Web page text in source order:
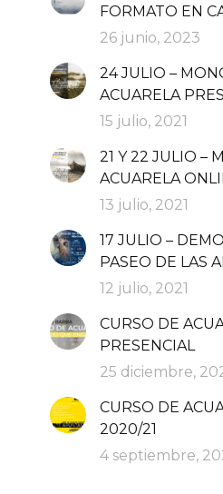
FORMATO EN
26 junio, 2023
24 JULIO –
ACUARELA
15 julio, 2021
21 Y 22 JULIO –
ACUARELA
13 julio, 2021
17 JULIO –
PASEO DE LAS
12 julio, 2021
CURSO DE
PRESENCIAL
25 diciembre,
CURSO DE
2020/21
4 septiembre,